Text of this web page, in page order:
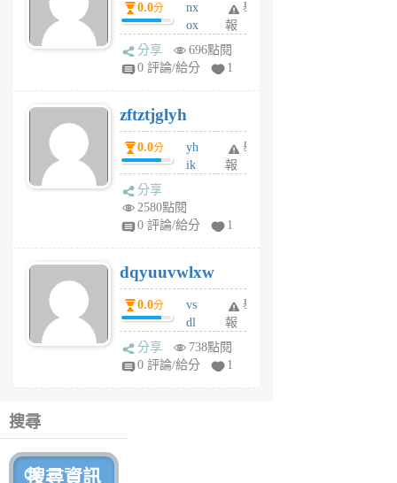
月
前
0.0分
nx
ox
rh
pe
月
前
舉
報
分享
696點閱
0 評論/給分
1
zftztjglyh
0.0分
yh
ik
tu
6
個
月
前
舉
報
分享
2580點閱
0 評論/給分
1
dqyuuvwlxw
0.0分
vs
dl
sq
fy
舉
報
分享
738點閱
0 評論/給分
1
搜尋